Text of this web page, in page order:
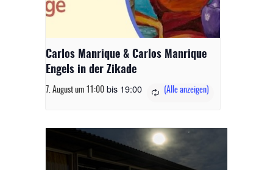
Carlos Manrique & Carlos Manrique
Engels in der Zikade
7. August um 11:00 bis 19:00